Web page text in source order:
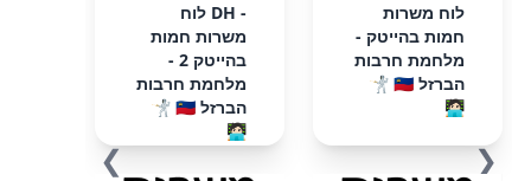
❮
לוח משרות
חמות בהייטק -
מלחמת חרבות
הברזל 🇮🇱 🤺
🧑🏻‍💻
- DH לוח
משרות חמות
בהייטק 2 -
מלחמת חרבות
הברזל 🇮🇱 🤺
🧑🏻‍💻
❯